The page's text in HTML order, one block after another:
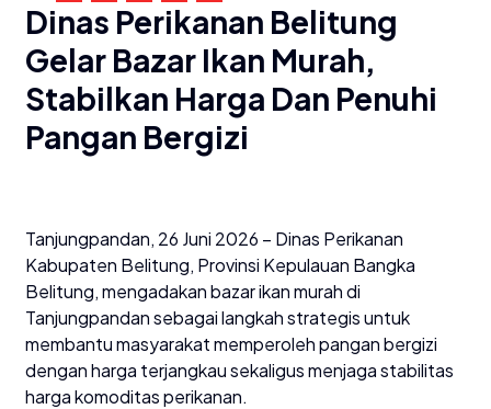
Dinas Perikanan Belitung
Gelar Bazar Ikan Murah,
Stabilkan Harga Dan Penuhi
Pangan Bergizi
Tanjungpandan, 26 Juni 2026 – Dinas Perikanan
Kabupaten Belitung, Provinsi Kepulauan Bangka
Belitung, mengadakan bazar ikan murah di
Tanjungpandan sebagai langkah strategis untuk
membantu masyarakat memperoleh pangan bergizi
dengan harga terjangkau sekaligus menjaga stabilitas
harga komoditas perikanan.